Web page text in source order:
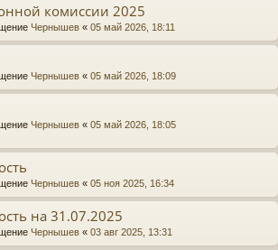
комиссии 2025
Чернышев « 05 май 2026, 18:11
Чернышев « 05 май 2026, 18:09
Чернышев « 05 май 2026, 18:05
Чернышев « 05 ноя 2025, 16:34
на 31.07.2025
Чернышев « 03 авг 2025, 13:31